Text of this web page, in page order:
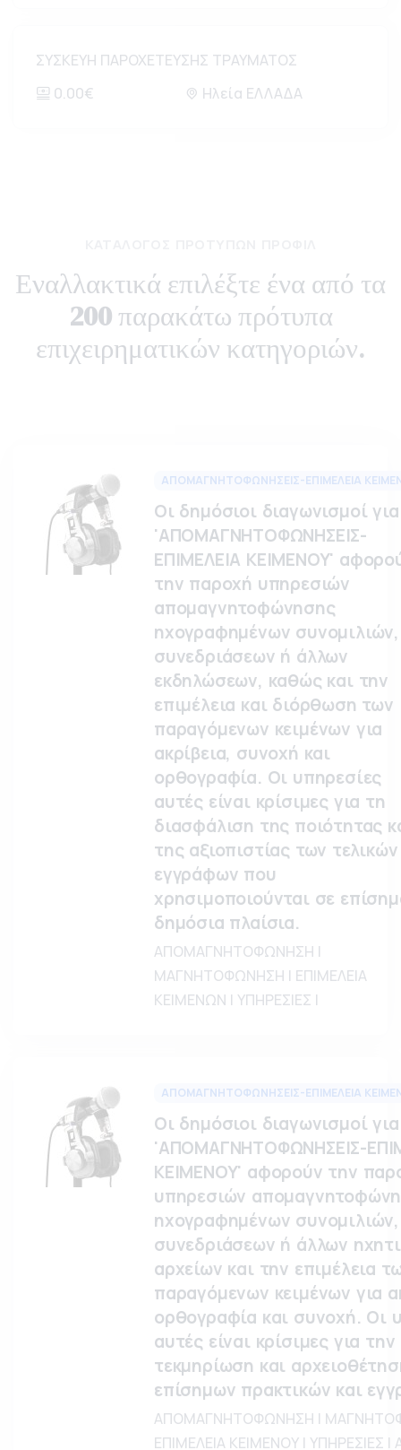
ΣΥΣΚΕΥΗ ΠΑΡΟΧΕΤΕΥΣΗΣ ΤΡΑΥΜΑΤΟΣ
0.00€
Ηλεία ΕΛΛΑΔΑ
Εναλλακτικά επιλέξτε ένα από τα
200παρακάτω πρότυπα
επιχειρηματικών κατηγοριών.
ΑΠΟΜΑΓΝΗΤΟΦΩΝΗΣΕΙΣ-ΕΠΙΜΕΛΕΙΑ
Οι δημόσιοι διαγωνισμοί για
'ΑΠΟΜΑΓΝΗΤΟΦΩΝΗΣΕΙΣ-
ΕΠΙΜΕΛΕΙΑ ΚΕΙΜΕΝΟΥ'
την παροχή υπηρεσιών
απομαγνητοφώνησης
ηχογραφημένων συνομιλιών,
συνεδριάσεων ή άλλων
εκδηλώσεων, καθώς και την
επιμέλεια και διόρθωση των
παραγόμενων κειμένων για
ακρίβεια, συνοχή και
ορθογραφία. Οι υπηρεσίες
αυτές είναι κρίσιμες για τη
διασφάλιση της ποιότητας
της αξιοπιστίας των τελικών
εγγράφων που
χρησιμοποιούνται σε
δημόσια πλαίσια.
ΑΠΟΜΑΓΝΗΤΟΦΩΝΗΣΗ |
ΜΑΓΝΗΤΟΦΩΝΗΣΗ | ΕΠΙΜΕΛΕΙΑ
ΚΕΙΜΕΝΩΝ | ΥΠΗΡΕΣΙΕΣ |
ΑΠΟΜΑΓΝΗΤΟΦΩΝΗΣΕΙΣ-ΕΠΙΜΕΛΕΙΑ
Οι δημόσιοι διαγωνισμοί για
'ΑΠΟΜΑΓΝΗΤΟΦΩΝΗΣΕΙΣ-
ΚΕΙΜΕΝΟΥ' αφορούν την
υπηρεσιών
ηχογραφημένων συνομιλιών,
συνεδριάσεων ή άλλων
αρχείων και την επιμέλεια
παραγόμενων κειμένων για
ορθογραφία και συνοχή. Οι
αυτές είναι κρίσιμες για την
τεκμηρίωση και
επίσημων πρακτικών και
ΑΠΟΜΑΓΝΗΤΟΦΩΝΗΣΗ |
ΕΠΙΜΕΛΕΙΑ ΚΕΙΜΕΝΟΥ | ΥΠΗΡΕΣΙΕΣ |